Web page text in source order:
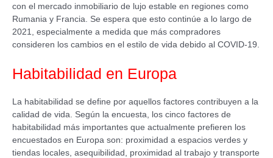
con el mercado inmobiliario de lujo estable en regiones como
Rumania y Francia. Se espera que esto continúe a lo largo de
2021, especialmente a medida que más compradores
consideren los cambios en el estilo de vida debido al COVID-19.
Habitabilidad en Europa
La habitabilidad se define por aquellos factores contribuyen a la
calidad de vida. Según la encuesta, los cinco factores de
habitabilidad más importantes que actualmente prefieren los
encuestados en Europa son: proximidad a espacios verdes y
tiendas locales, asequibilidad, proximidad al trabajo y transporte